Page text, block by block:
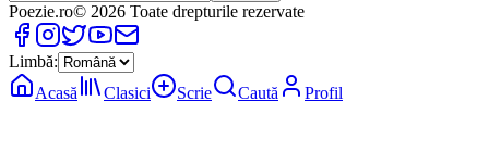
Poezie.ro© 2026 Toate drepturile rezervate
Limbă:
Acasă
Clasici Scrie Caută Profil